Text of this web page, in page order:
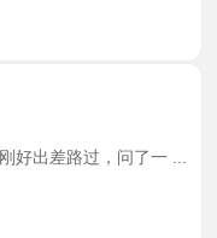
好出差路过，问了一 ...